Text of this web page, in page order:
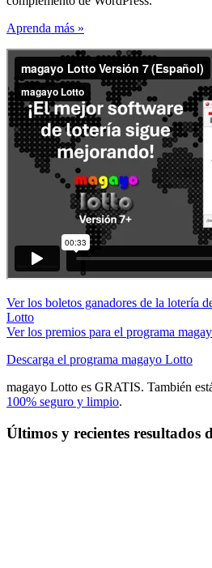
Aprenda más »
Ver los boletos ganadores de la lotería
Lotto
Ver los premios para el programa
Descarga el programa magayo Lotto
magayo Lotto es GRATIS. También
100% seguro y limpio.
Últimos y recientes resultados